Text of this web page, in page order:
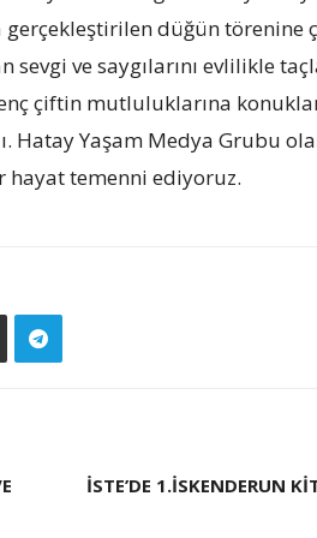
düğün törenine
ve saygılarını evlilikle
çiftin mutluluklarına
Hatay Yaşam Medya Grubu
hayat temenni ediyoruz.
İSTE’DE 1.İSKENDERUN